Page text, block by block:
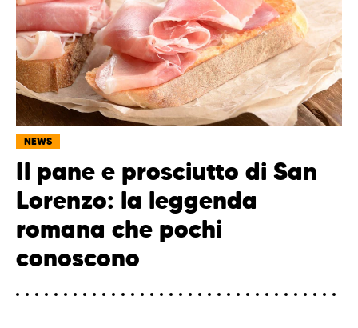
NEWS
Il pane e prosciutto di San
Lorenzo: la leggenda
romana che pochi
conoscono